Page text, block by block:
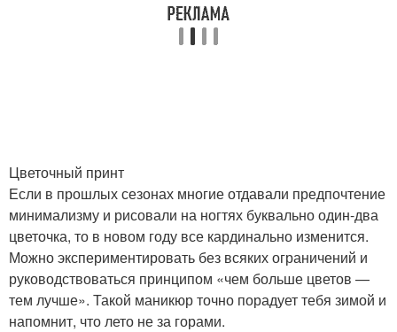
Цветочный принт
Если в прошлых сезонах многие отдавали предпочтение
минимализму и рисовали на ногтях буквально один-два
цветочка, то в новом году все кардинально изменится.
Можно экспериментировать без всяких ограничений и
руководствоваться принципом «чем больше цветов —
тем лучше». Такой маникюр точно порадует тебя зимой и
напомнит, что лето не за горами.